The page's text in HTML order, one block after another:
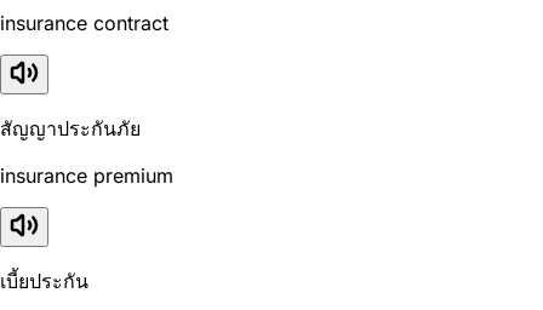
insurance contract
สัญญาประกันภัย
insurance premium
เบี้ยประกัน